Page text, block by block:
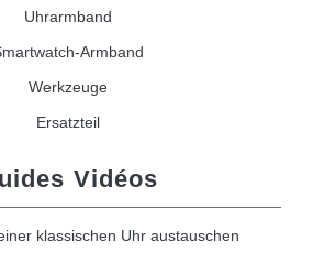
Uhrarmband
Armband
Werkzeuge
Ersatzteil
Vidéos
klassischen Uhr austauschen